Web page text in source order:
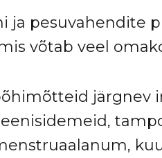
ja pesuvahendite
võtab veel
järgnev